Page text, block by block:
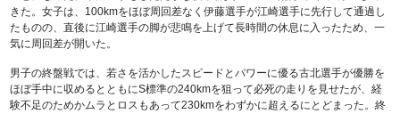
きた。女子は、100kmをほぼ周回差なく伊藤選手が江崎選手に先行して通過し
たものの、直後に江崎選手の脚が悲鳴を上げて長時間の休息に入ったため、一
気に周回差が開いた。
男子の終盤戦では、若さを活かしたスピードとパワーに優る古北選手が優勝を
ほぼ手中に収めるとともにS標準の240kmを狙って必死の走りを見せたが、経
験不足のためかムラとロスもあって230kmをわずかに超えるにとどまった。終